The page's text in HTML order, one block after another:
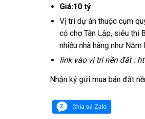
Giá:10 tỷ
Vị trí dự án thuộc cụm
có chợ Tân Lập, siêu thi
nhiều nhà hàng như Năm
link vào vị trí nền đất :
Nhận ký gửi mua bán đất
Chia sẻ Zalo